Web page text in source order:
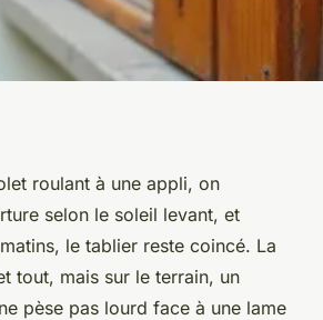
roulants choisir
les provinces
16:28•7 min de lecture
roulant à une appli, on
selon le soleil levant, et
le tablier reste coincé. La
tout, mais sur le terrain, un
pèse pas lourd face à une lame